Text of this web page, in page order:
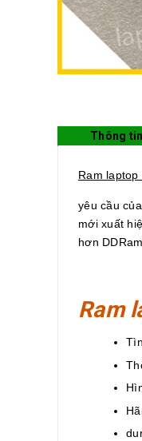
Thông
Ram
yêu cầu
mới xuất
hơn
Ram